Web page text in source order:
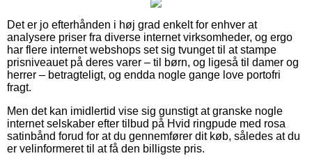
Det er jo efterhånden i høj grad enkelt for enhver at
analysere priser fra diverse internet virksomheder, og ergo
har flere internet webshops set sig tvunget til at stampe
prisniveauet på deres varer – til børn, og ligeså til damer og
herrer – betragteligt, og endda nogle gange love portofri
fragt.
Men det kan imidlertid vise sig gunstigt at granske nogle
internet selskaber efter tilbud på Hvid ringpude med rosa
satinbånd forud for at du gennemfører dit køb, således at du
er velinformeret til at få den billigste pris.